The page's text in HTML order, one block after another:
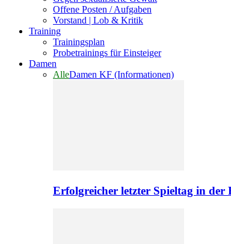
Offene Posten / Aufgaben
Vorstand | Lob & Kritik
Training
Trainingsplan
Probetrainings für Einsteiger
Damen
AlleDamen KF (Informationen)
Erfolgreicher letzter Spieltag in